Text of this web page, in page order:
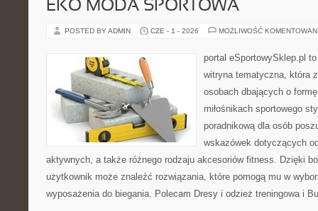
EKO MODA SPORTOWA
POSTED BY ADMIN CZE - 1 - 2026 MOŻLIWOŚĆ
portal eSportowySklep.pl
witryna tematyczna, która
osobach dbających o
miłośnikach sportowego
poradnikową dla osób
wskazówek dotyczących
aktywnych, a także różnego rodzaju akcesoriów fitness. Dzięki
użytkownik może znaleźć rozwiązania, które pomogą mu w
wyposażenia do biegania. Polecam Dresy i odzież treningowa i